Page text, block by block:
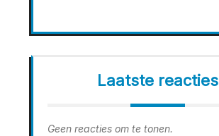
Laatste reacties
Geen reacties om te tonen.